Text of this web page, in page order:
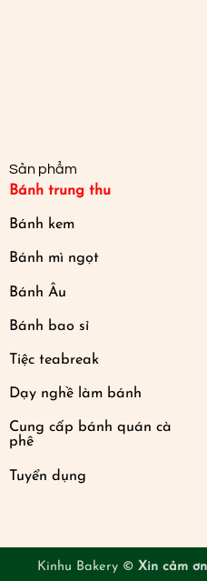
Sản phẩm
Bánh trung thu
Bánh kem
Bánh mì ngọt
Bánh Âu
Bánh bao sỉ
Tiệc teabreak
Dạy nghề làm bánh
Cung cấp bánh quán cà
phê
Tuyển dụng
Kinhu Bakery © Xin cảm